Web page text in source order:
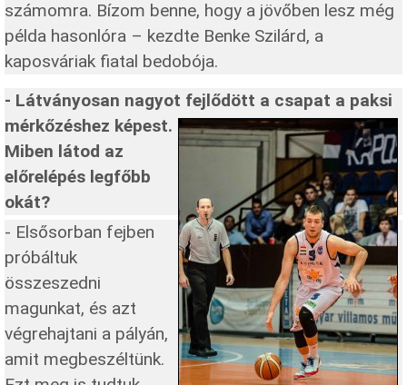
számomra. Bízom benne, hogy a jövőben lesz még
példa hasonlóra – kezdte Benke Szilárd, a
kaposváriak fiatal bedobója.
- Látványosan nagyot fejlődött a csapat a paksi
mérkőzéshez képest.
Miben látod az
előrelépés legfőbb
okát?
- Elsősorban fejben
próbáltuk
összeszedni
magunkat, és azt
végrehajtani a pályán,
amit megbeszéltünk.